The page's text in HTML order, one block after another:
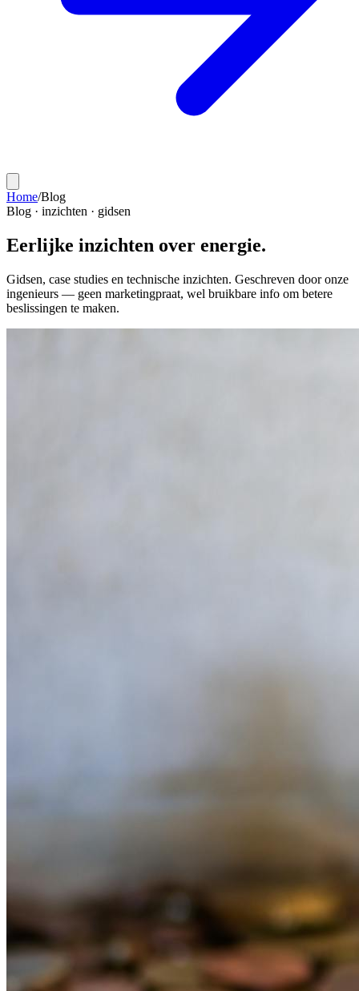
Home/Blog
Blog · inzichten · gidsen
Eerlijke inzichten over energie.
Gidsen, case studies en technische inzichten. Geschreven door onze
ingenieurs — geen marketingpraat, wel bruikbare info om betere
beslissingen te maken.